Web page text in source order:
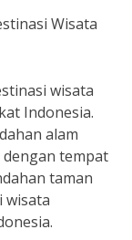
Wisata
wisata
Indonesia.
alam
tempat
taman
wisata